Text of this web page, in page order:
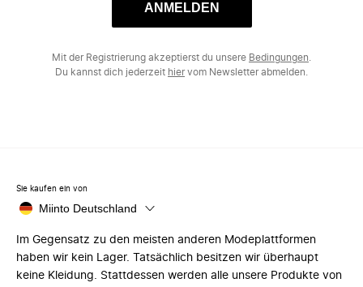
ANMELDEN
Mit der Registrierung akzeptierst du unsere Bedingungen
Du kannst dich jederzeit hiervom Newsletter abmelden.
Sie kaufen ein von
Miinto Deutschland
Im Gegensatz zu den meisten anderen Modeplattformen
haben wir kein Lager. Tatsächlich besitzen wir überhaupt
keine Kleidung. Stattdessen werden alle unsere Produkte von